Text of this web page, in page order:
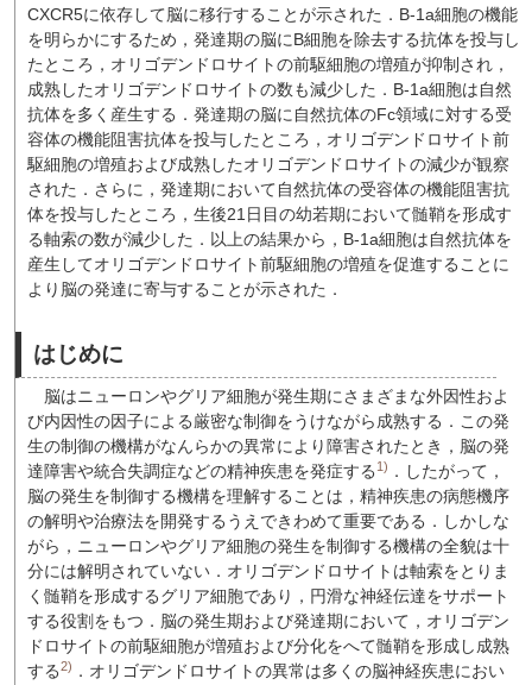
CXCR5に依存して脳に移行することが示された．B-1a細胞の機能
を明らかにするため，発達期の脳にB細胞を除去する抗体を投与し
たところ，オリゴデンドロサイトの前駆細胞の増殖が抑制され，
成熟したオリゴデンドロサイトの数も減少した．B-1a細胞は自然
抗体を多く産生する．発達期の脳に自然抗体のFc領域に対する受
容体の機能阻害抗体を投与したところ，オリゴデンドロサイト前
駆細胞の増殖および成熟したオリゴデンドロサイトの減少が観察
された．さらに，発達期において自然抗体の受容体の機能阻害抗
体を投与したところ，生後21日目の幼若期において髄鞘を形成す
る軸索の数が減少した．以上の結果から，B-1a細胞は自然抗体を
産生してオリゴデンドロサイト前駆細胞の増殖を促進することに
より脳の発達に寄与することが示された．
はじめに
脳はニューロンやグリア細胞が発生期にさまざまな外因性およ
び内因性の因子による厳密な制御をうけながら成熟する．この発
生の制御の機構がなんらかの異常により障害されたとき，脳の発
達障害や統合失調症などの精神疾患を発症する 1) ．したがって，
脳の発生を制御する機構を理解することは，精神疾患の病態機序
の解明や治療法を開発するうえできわめて重要である．しかしな
がら，ニューロンやグリア細胞の発生を制御する機構の全貌は十
分には解明されていない．オリゴデンドロサイトは軸索をとりま
く髄鞘を形成するグリア細胞であり，円滑な神経伝達をサポート
する役割をもつ．脳の発生期および発達期において，オリゴデン
ドロサイトの前駆細胞が増殖および分化をへて髄鞘を形成し成熟
する2) ．オリゴデンドロサイトの異常は多くの脳神経疾患におい